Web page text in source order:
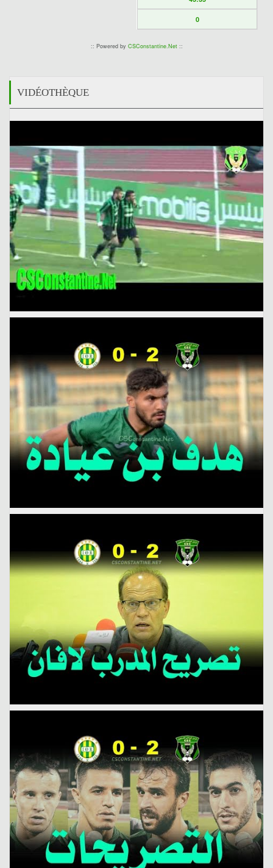
0
:: Powered by CSConstantine.Net::
VIDÉOTHÈQUE